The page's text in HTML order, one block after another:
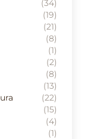
(34)
(19)
(21)
(8)
(1)
(2)
(8)
(13)
(22)
(15)
(4)
(1)